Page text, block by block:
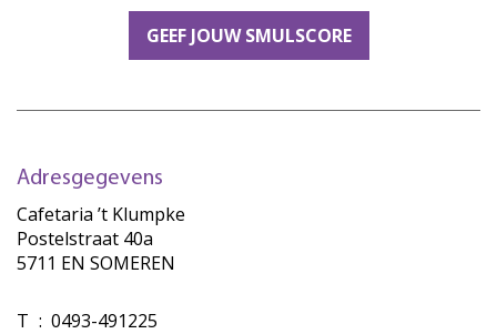
GEEF JOUW SMULSCORE
Adresgegevens
Cafetaria ’t Klumpke
Postelstraat 40a
5711 EN SOMEREN
T : 0493-491225